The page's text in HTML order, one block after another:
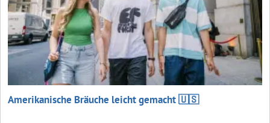
Amerikanische Bräuche leicht gemacht 🇺🇸